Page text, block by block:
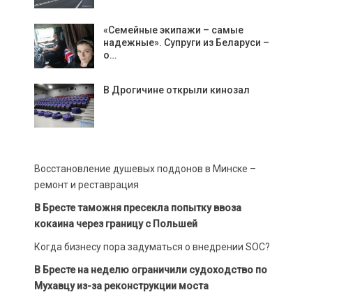
«Семейные экипажи – самые
надежные». Супруги из Беларуси –
о…
В Дрогичине открыли кинозал
Восстановление душевых поддонов в Минске –
ремонт и реставрация
В Бресте таможня пресекла попытку ввоза
кокаина через границу с Польшей
Когда бизнесу пора задуматься о внедрении SOC?
В Бресте на неделю ограничили судоходство по
Мухавцу из-за реконструкции моста